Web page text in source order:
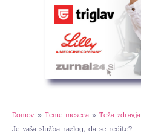
Domov » Teme meseca » Teža zdravja
Je vaša služba razlog, da se redite?